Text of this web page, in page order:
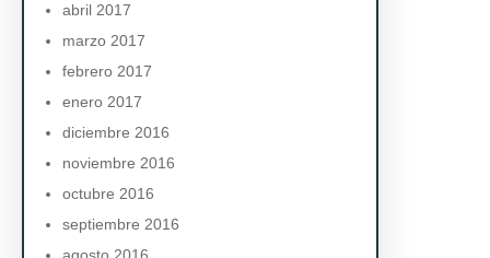
abril 2017
marzo 2017
febrero 2017
enero 2017
diciembre 2016
noviembre 2016
octubre 2016
septiembre 2016